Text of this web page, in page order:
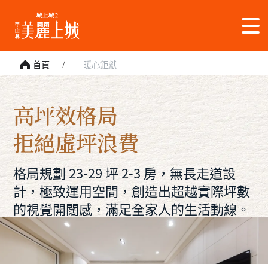
首頁 暖心鉅獻
高坪效格局
拒絕虛坪浪費
格局規劃 23-29 坪 2-3 房，無長走道設
計，極致運用空間，創造出超越實際坪數
的視覺開闊感，滿足全家人的生活動線。